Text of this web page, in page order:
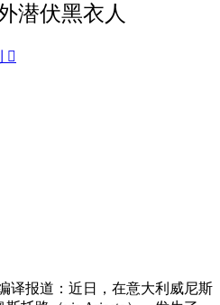
潜伏黑衣人

译报道：近日，在意大利威尼斯